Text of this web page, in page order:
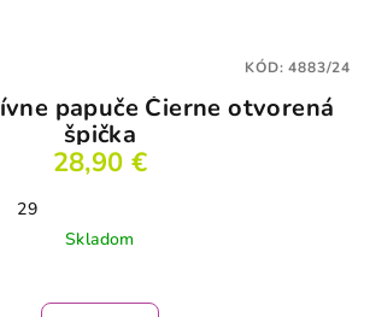
papuče Čierne otvorená
špička
28,90 €
29
Skladom
KÓD:4883/24